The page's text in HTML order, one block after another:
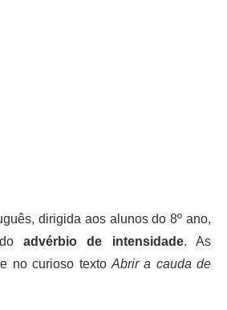
dirigida aos alunos do 8º ano,
doadvérbio de intensidade. As
no curioso texto Abrir a cauda de